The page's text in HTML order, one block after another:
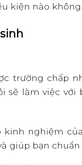
kiện nào không.
trường chấp
sẽ làm việc
kinh nghiệm
giúp bạn